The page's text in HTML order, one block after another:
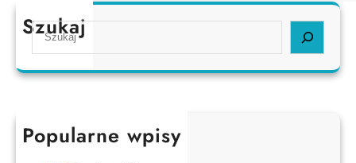
Szukaj
S
a
h
Popularne wpisy